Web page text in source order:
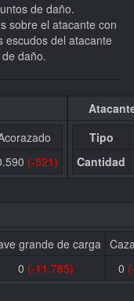
de daño.
sobre el atacante con
escudos del atacante
daño.
(-521)
Tipo
Cantidad
grande de carga
0 (-11.785) 0